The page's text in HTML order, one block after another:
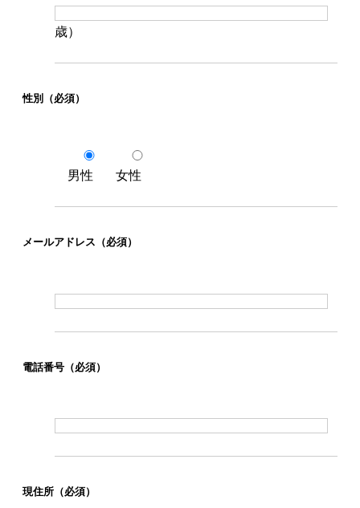
歳）
性別 （必須）
男性 女性
メールアドレス （必須）
電話番号 （必須）
現住所 （必須）